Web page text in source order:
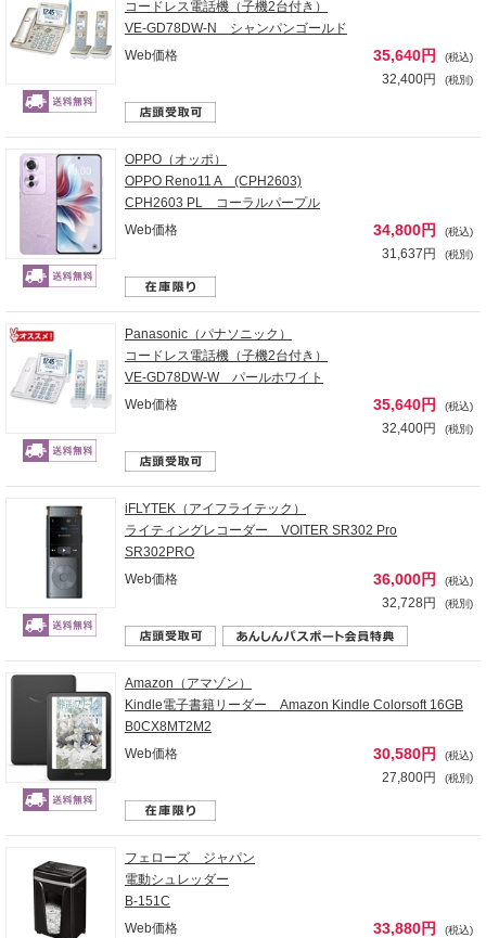
コードレス電話機（子機2台付き）
VE-GD78DW-N シャンパンゴールド
Web価格
35,640円 (税込)
32,400円 (税別)
OPPO（オッポ）
OPPO Reno11 A (CPH2603)
CPH2603 PL コーラルパープル
Web価格
34,800円 (税込)
31,637円 (税別)
Panasonic（パナソニック）
コードレス電話機（子機2台付き）
VE-GD78DW-W パールホワイト
Web価格
35,640円 (税込)
32,400円 (税別)
iFLYTEK（アイフライテック）
ライティングレコーダー VOITER SR302 Pro
SR302PRO
Web価格
36,000円 (税込)
32,728円 (税別)
Amazon（アマゾン）
Kindle電子書籍リーダー Amazon Kindle Colorsoft 16GB
B0CX8MT2M2
Web価格
30,580円 (税込)
27,800円 (税別)
フェローズ ジャパン
電動シュレッダー
B-151C
Web価格
33,880円 (税込)